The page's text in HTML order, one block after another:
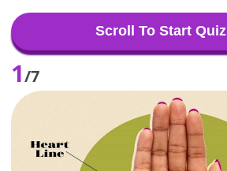
Scroll To Start Quiz
1/7